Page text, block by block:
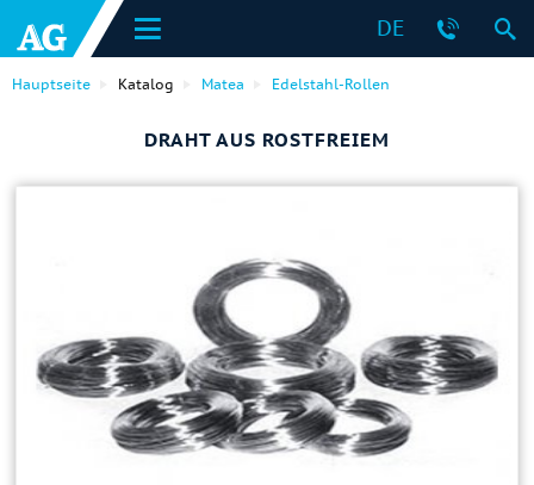
DE
Hauptseite Katalog Matea Edelstahl-Rollen
DRAHT AUS ROSTFREIEM